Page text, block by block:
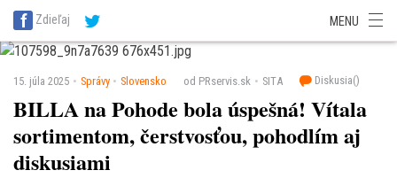
SITA Energetika
SITA Potravinárstvo
Zdieľaj MENU
15. júla 2025 Správy Slovensko od PRservis.sk SITA Diskusia()
BILLA na Pohode bola úspešná! Vítala
sortimentom, čerstvosťou, pohodlím aj
diskusiami